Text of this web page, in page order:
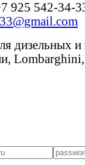
925 542-34-
дизельных